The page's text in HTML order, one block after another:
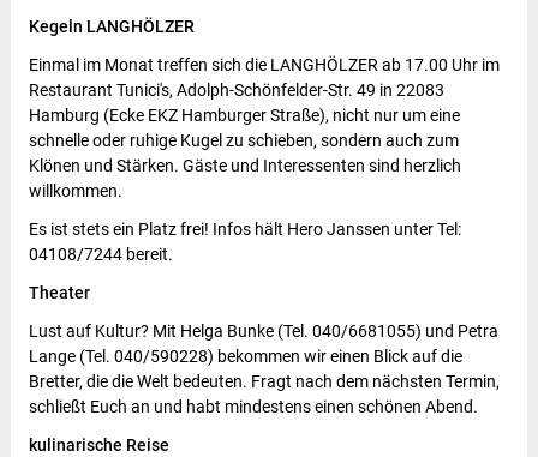
Kegeln LANGHÖLZER
Einmal im Monat treffen sich die LANGHÖLZER ab 17.00 Uhr im
Restaurant Tunici's, Adolph-Schönfelder-Str. 49 in 22083
Hamburg (Ecke EKZ Hamburger Straße), nicht nur um eine
schnelle oder ruhige Kugel zu schieben, sondern auch zum
Klönen und Stärken. Gäste und Interessenten sind herzlich
willkommen.
Es ist stets ein Platz frei! Infos hält Hero Janssen unter Tel:
04108/7244 bereit.
Theater
Lust auf Kultur? Mit Helga Bunke (Tel. 040/6681055) und Petra
Lange (Tel. 040/590228) bekommen wir einen Blick auf die
Bretter, die die Welt bedeuten. Fragt nach dem nächsten Termin,
schließt Euch an und habt mindestens einen schönen Abend.
kulinarische Reise